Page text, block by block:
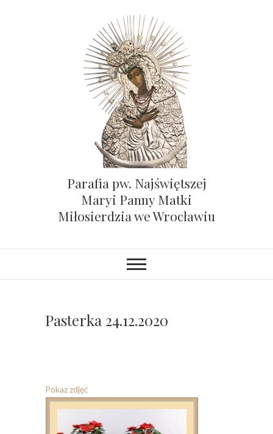
Parafia pw. Najświętszej
Maryi Panny Matki
Miłosierdzia we Wrocławiu
Pasterka 24.12.2020
Pokaz zdjęć